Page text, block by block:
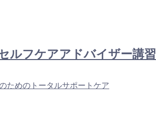
ルフケアアドバイザー講
ためのトータルサポートケア